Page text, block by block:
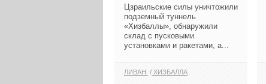
Цзраильские силы уничтожили
подземный туннель
«Хизбаллы», обнаружили
склад с пусковыми
установками и ракетами, а...
ЛИВАН ХИЗБАЛЛА